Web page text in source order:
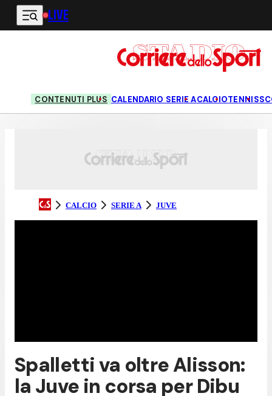
Vai al contenuto principale
LIVE
CONTENUTI PLUS CALENDARIO SERIE ACALCIOTENNIS
CALCIO SERIE A JUVE
Spalletti va oltre Alisson:
la Juve in corsa per Dibu